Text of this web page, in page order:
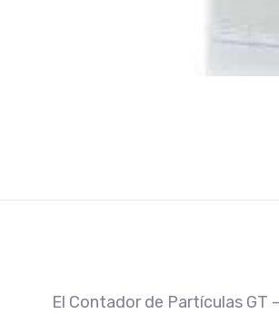
El Contador de Partículas